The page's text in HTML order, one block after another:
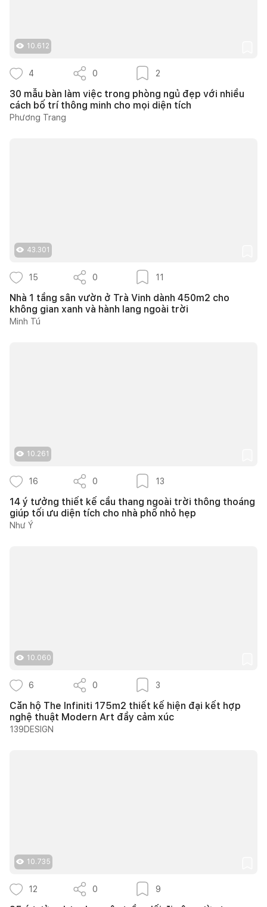
10.612
4 0 2
30 mẫu bàn làm việc trong phòng ngủ đẹp với nhiều
cách bố trí thông minh cho mọi diện tích
Phương Trang
43.301
15 0 11
Nhà 1 tầng sân vườn ở Trà Vinh dành 450m2 cho
không gian xanh và hành lang ngoài trời
Minh Tú
10.261
16 0 13
14 ý tưởng thiết kế cầu thang ngoài trời thông thoáng
giúp tối ưu diện tích cho nhà phố nhỏ hẹp
Như Ý
10.060
6 0 3
Căn hộ The Infiniti 175m2 thiết kế hiện đại kết hợp
nghệ thuật Modern Art đầy cảm xúc
139DESIGN
10.735
12 0 9